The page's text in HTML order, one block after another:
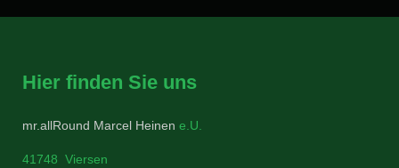
Hier finden Sie uns
mr.allRound Marcel Heinen e.U.
41748 Viersen